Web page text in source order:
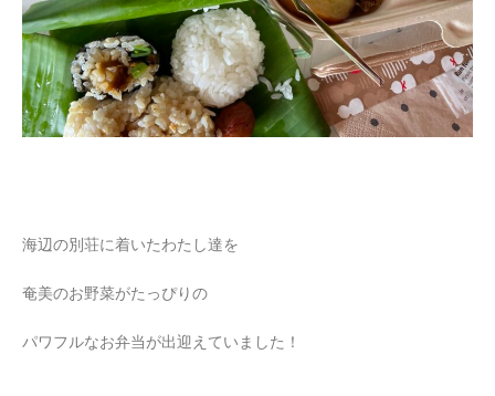
海辺の別荘に着いたわたし達を
奄美のお野菜がたっぴりの
パワフルなお弁当が出迎えていました！